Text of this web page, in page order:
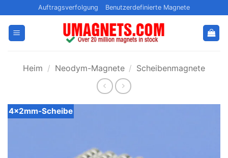
Inhalt
springen
Auftragsverfolgung Benutzerdefinierte Magnete
Heim / Neodym-Magnete / Scheibenmagnete
4x2mm-Scheibe